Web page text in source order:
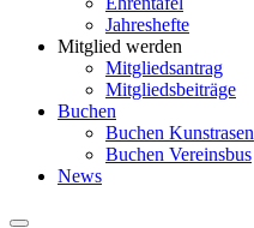
Jahreshefte
Mitglied werden
Mitgliedsantrag
Mitgliedsbeiträge
Buchen
Buchen Kunstrasen
Buchen Vereinsbus
News